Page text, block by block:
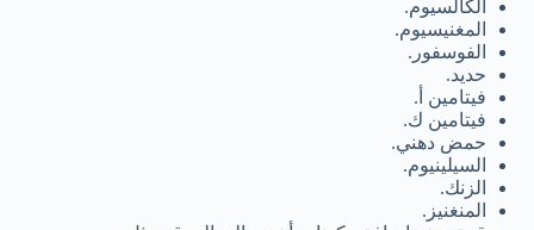
الكالسيوم.
المغنيسيوم.
الفوسفور.
حديد.
فيتامين أ.
فيتامين ك.
حمض دهني.
السيلينيوم.
الزنك.
المنغنيز.